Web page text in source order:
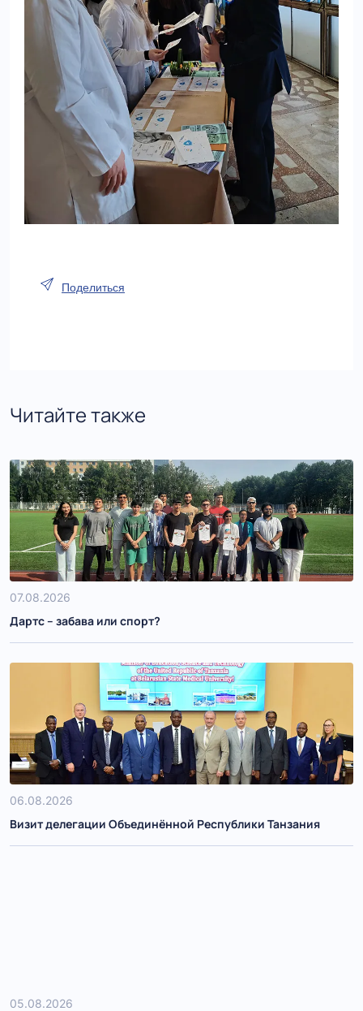
Поделиться
Читайте также
07.08.2026
Дартс – забава или спорт?
06.08.2026
Визит делегации Объединённой Республики Танзания
05.08.2026